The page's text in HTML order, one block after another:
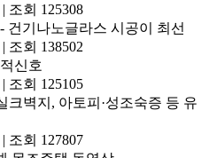
| 조회 125308
건기나노글라스 시공이 최선
| 조회 138502
신호
| 조회 125105
크벽지, 아토피·성조숙증 등 유
| 조회 127807